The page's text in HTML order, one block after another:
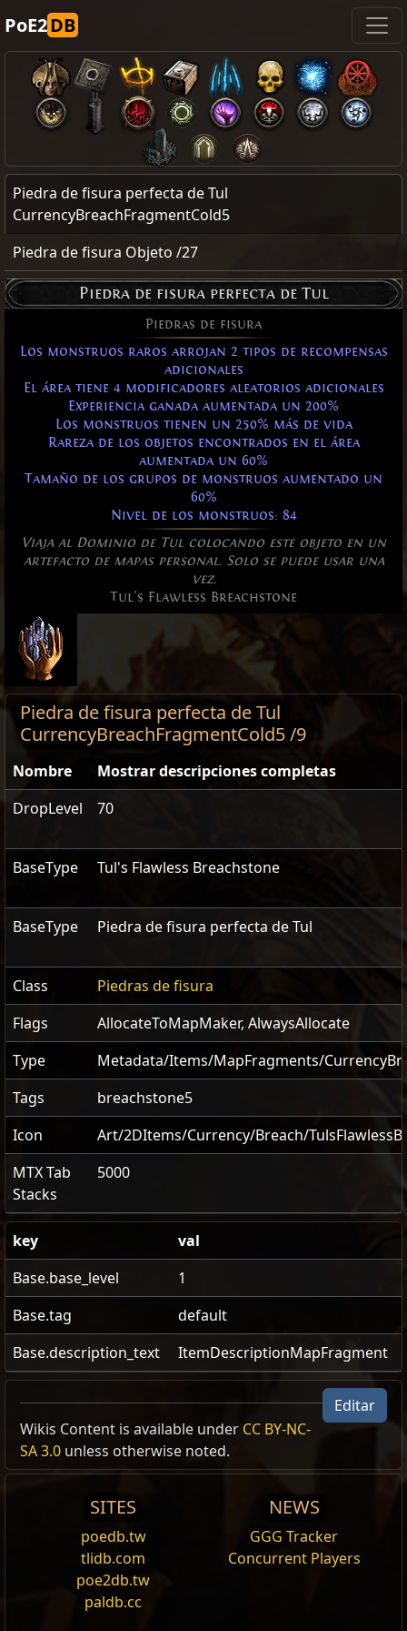
PoE2DB
Piedra de fisura perfecta de Tul
CurrencyBreachFragmentCold5
Piedra de fisura Objeto /27
Piedra de fisura perfecta de Tul
Piedras de fisura
Los monstruos raros arrojan 2 tipos de recompensas
adicionales
El área tiene 4 modificadores aleatorios adicionales
Experiencia ganada aumentada un 200%
Los monstruos tienen un 250% más de vida
Rareza de los objetos encontrados en el área
aumentada un 60%
Tamaño de los grupos de monstruos aumentado un
60%
Nivel de los monstruos: 84
Viaja al Dominio de Tul colocando este objeto en un
artefacto de mapas personal. Solo se puede usar una
vez.
Tul's Flawless Breachstone
Piedra de fisura perfecta de Tul
CurrencyBreachFragmentCold5 /9
Nombre
Mostrar descripciones completas
DropLevel
70
BaseType Tul's Flawless Breachstone
BaseType Piedra de fisura perfecta de Tul
Class
Piedras de fisura
Flags
AllocateToMapMaker, AlwaysAllocate
Type
Metadata/Items/MapFragments/
Tags
breachstone5
Icon
Art/2DItems/Currency/Breach/
MTX Tab
Stacks
5000
key
val
Base.base_level
1
Base.tag
default
Base.description_text
ItemDescriptionMapFragment
Reset
Piedra de fisura
Piedra de fisura de Xoph
Los monstruos raros arrojan un tipo de
recompensa adicional
El área tiene 2 modificadores aleatorios
adicionales
Experiencia ganada aumentada un 100%
Editar
Wikis Content is available under CC BY-NC-
SA 3.0 unless otherwise noted.
SITES
poedb.tw
tlidb.com
poe2db.tw
paldb.cc
NEWS
GGG Tracker
Concurrent Players